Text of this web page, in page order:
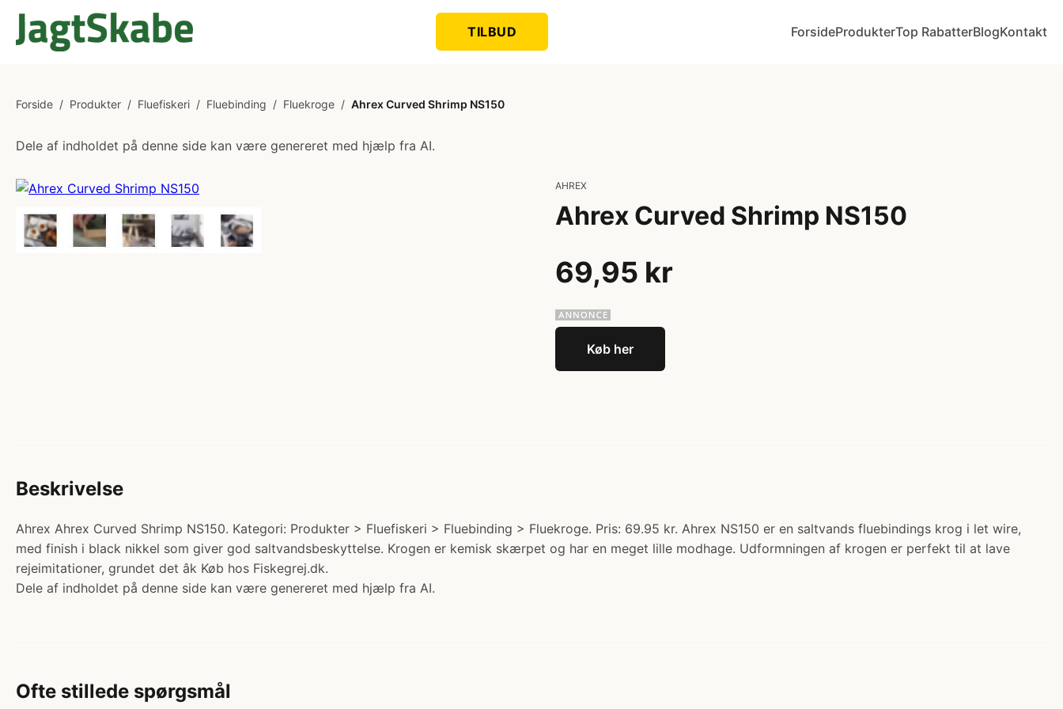
TILBUD ForsideProdukterTop RabatterBlogKontakt
Forside / Produkter / Fluefiskeri / Fluebinding / Fluekroge / Ahrex Curved Shrimp NS150
Dele af indholdet på denne side kan være genereret med hjælp fra AI.
AHREX
Ahrex Curved Shrimp NS150
69,95 kr
Køb her
Beskrivelse
Ahrex Ahrex Curved Shrimp NS150. Kategori: Produkter > Fluefiskeri > Fluebinding > Fluekroge. Pris: 69.95 kr. Ahrex NS150 er en saltvands fluebindings krog i let wire,
med finish i black nikkel som giver god saltvandsbeskyttelse. Krogen er kemisk skærpet og har en meget lille modhage. Udformningen af krogen er perfekt til at lave
rejeimitationer, grundet det âk Køb hos Fiskegrej.dk.
Dele af indholdet på denne side kan være genereret med hjælp fra AI.
Ofte stillede spørgsmål